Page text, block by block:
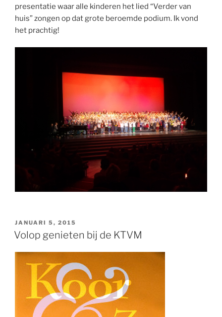
presentatie waar alle kinderen het lied “Verder van
huis” zongen op dat grote beroemde podium. Ik vond
het prachtig!
GEPLAATST
OP
JANUARI 5, 2015
Volop genieten bij de KTVM